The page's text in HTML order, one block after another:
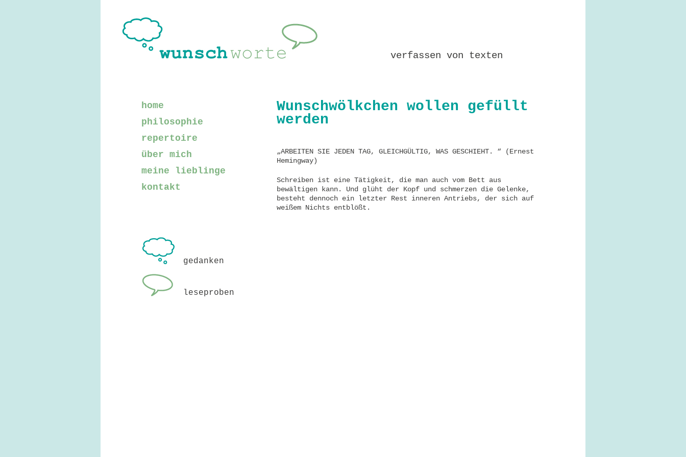
verfassen von texten
home
philosophie
repertoire
über mich
meine lieblinge
kontakt
gedanken
leseproben
Wunschwölkchen wollen gefüllt
werden
„ARBEITEN SIE JEDEN TAG, GLEICHGÜLTIG, WAS GESCHIEHT. “ (Ernest
Hemingway)
Schreiben ist eine Tätigkeit, die man auch vom Bett aus
bewältigen kann. Und glüht der Kopf und schmerzen die Gelenke,
besteht dennoch ein letzter Rest inneren Antriebs, der sich auf
weißem Nichts entblößt.